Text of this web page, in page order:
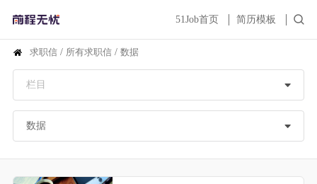
51Job首页 简历模板
求职信 / 所有求职信 / 数据